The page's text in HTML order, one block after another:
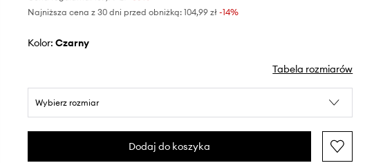
Najniższa cena z 30 dni przed obniżką: 104,99 zł -14%
Kolor: czarny
Tabela rozmiarów
Wybierz rozmiar
Dodaj do koszyka